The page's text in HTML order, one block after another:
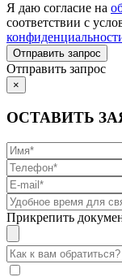
Я даю согласие на
соответствии с
Отправить запрос
×
ОСТАВИТЬ
Прикрепить